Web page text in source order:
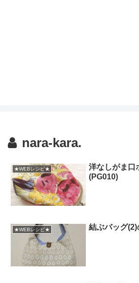
nara-kara.
★WEBレシピ★
洋なしがま口
(PG010)
★WEBレシピ★ 結ぶバッグ